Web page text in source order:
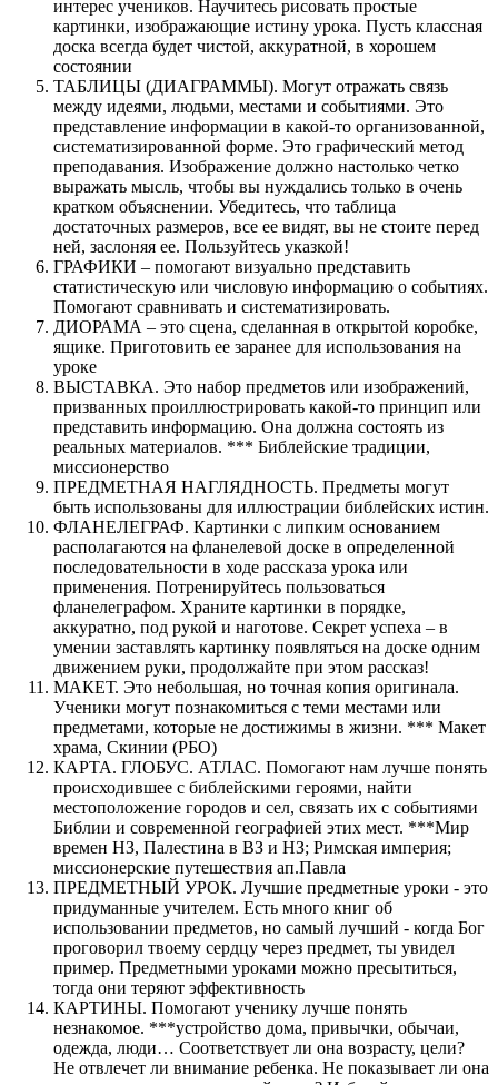
интерес учеников. Научитесь рисовать простые
картинки, изображающие истину урока. Пусть классная
доска всегда будет чистой, аккуратной, в хорошем
состоянии
ТАБЛИЦЫ (ДИАГРАММЫ). Могут отражать связь
между идеями, людьми, местами и событиями. Это
представление информации в какой-то организованной,
систематизированной форме. Это графический метод
преподавания. Изображение должно настолько четко
выражать мысль, чтобы вы нуждались только в очень
кратком объяснении. Убедитесь, что таблица
достаточных размеров, все ее видят, вы не стоите перед
ней, заслоняя ее. Пользуйтесь указкой!
ГРАФИКИ – помогают визуально представить
статистическую или числовую информацию о событиях.
Помогают сравнивать и систематизировать.
ДИОРАМА – это сцена, сделанная в открытой коробке,
ящике. Приготовить ее заранее для использования на
уроке
ВЫСТАВКА. Это набор предметов или изображений,
призванных проиллюстрировать какой-то принцип или
представить информацию. Она должна состоять из
реальных материалов. *** Библейские традиции,
миссионерство
ПРЕДМЕТНАЯ НАГЛЯДНОСТЬ. Предметы могут
быть использованы для иллюстрации библейских истин.
ФЛАНЕЛЕГРАФ. Картинки с липким основанием
располагаются на фланелевой доске в определенной
последовательности в ходе рассказа урока или
применения. Потренируйтесь пользоваться
фланелеграфом. Храните картинки в порядке,
аккуратно, под рукой и наготове. Секрет успеха – в
умении заставлять картинку появляться на доске одним
движением руки, продолжайте при этом рассказ!
МАКЕТ. Это небольшая, но точная копия оригинала.
Ученики могут познакомиться с теми местами или
предметами, которые не достижимы в жизни. *** Макет
храма, Скинии (РБО)
КАРТА. ГЛОБУС. АТЛАС. Помогают нам лучше понять
происходившее с библейскими героями, найти
местоположение городов и сел, связать их с событиями
Библии и современной географией этих мест. ***Мир
времен НЗ, Палестина в ВЗ и НЗ; Римская империя;
миссионерские путешествия ап.Павла
ПРЕДМЕТНЫЙ УРОК. Лучшие предметные уроки - это
придуманные учителем. Есть много книг об
использовании предметов, но самый лучший - когда Бог
проговорил твоему сердцу через предмет, ты увидел
пример. Предметными уроками можно пресытиться,
тогда они теряют эффективность
КАРТИНЫ. Помогают ученику лучше понять
незнакомое. ***устройство дома, привычки, обычаи,
одежда, люди… Соответствует ли она возрасту, цели?
Не отвлечет ли внимание ребенка. Не показывает ли она